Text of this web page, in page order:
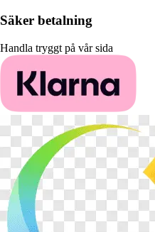
Säker betalning
Handla tryggt på vår sida